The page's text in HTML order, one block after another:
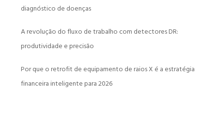
diagnóstico de doenças
A revolução do fluxo de trabalho com detectores DR:
produtividade e precisão
Por que o retrofit de equipamento de raios X é a estratégia
financeira inteligente para 2026